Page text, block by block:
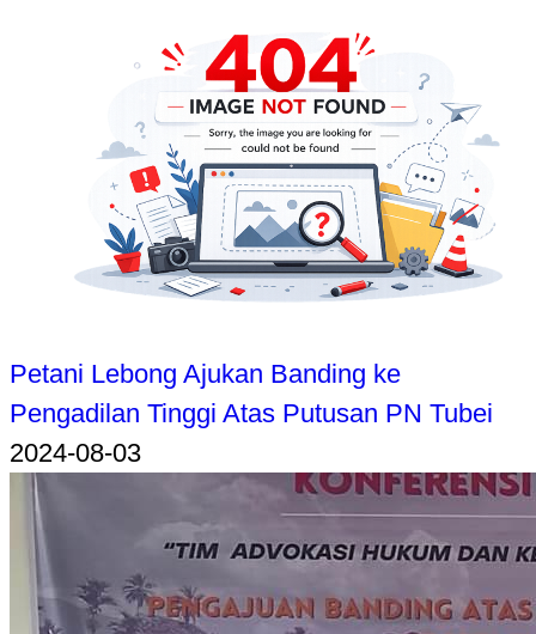
Petani Lebong Ajukan Banding ke
Pengadilan Tinggi Atas Putusan PN Tubei
2024-08-03